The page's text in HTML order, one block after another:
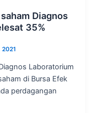
Diagnos
35%
Laboratorium
di Bursa Efek
perdagangan